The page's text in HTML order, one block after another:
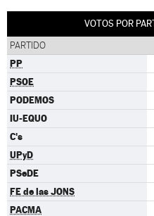
VOTOS POR
PARTIDO
PP
PSOE
PODEMOS
IU-EQUO
C's
UPyD
PSeDE
FE de las JONS
PACMA